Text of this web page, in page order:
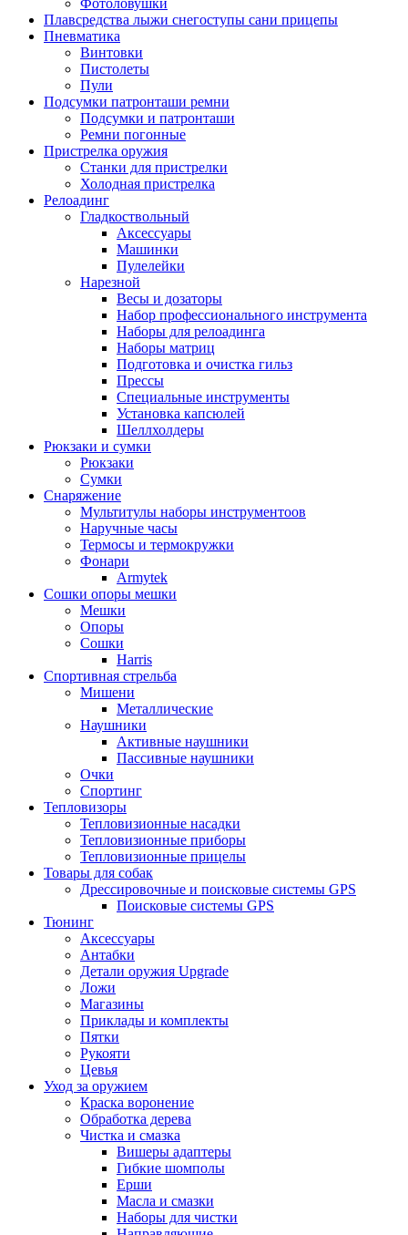
Фотоловушки
Плавсредства лыжи снегоступы сани прицепы
Пневматика
Винтовки
Пистолеты
Пули
Подсумки патронташи ремни
Подсумки и патронташи
Ремни погонные
Пристрелка оружия
Станки для пристрелки
Холодная пристрелка
Релоадинг
Гладкоствольный
Аксессуары
Машинки
Пулелейки
Нарезной
Весы и дозаторы
Набор профессионального инструмента
Наборы для релоадинга
Наборы матриц
Подготовка и очистка гильз
Прессы
Специальные инструменты
Установка капсюлей
Шеллхолдеры
Рюкзаки и сумки
Рюкзаки
Сумки
Снаряжение
Мультитулы наборы инструментоов
Наручные часы
Термосы и термокружки
Фонари
Armytek
Сошки опоры мешки
Мешки
Опоры
Сошки
Harris
Спортивная стрельба
Мишени
Металлические
Наушники
Активные наушники
Пассивные наушники
Очки
Спортинг
Тепловизоры
Тепловизионные насадки
Тепловизионные приборы
Тепловизионные прицелы
Товары для собак
Дрессировочные и поисковые системы GPS
Поисковые системы GPS
Тюнинг
Аксессуары
Антабки
Детали оружия Upgrade
Ложи
Магазины
Приклады и комплекты
Пятки
Рукояти
Цевья
Уход за оружием
Краска воронение
Обработка дерева
Чистка и смазка
Вишеры адаптеры
Гибкие шомполы
Ерши
Масла и смазки
Наборы для чистки